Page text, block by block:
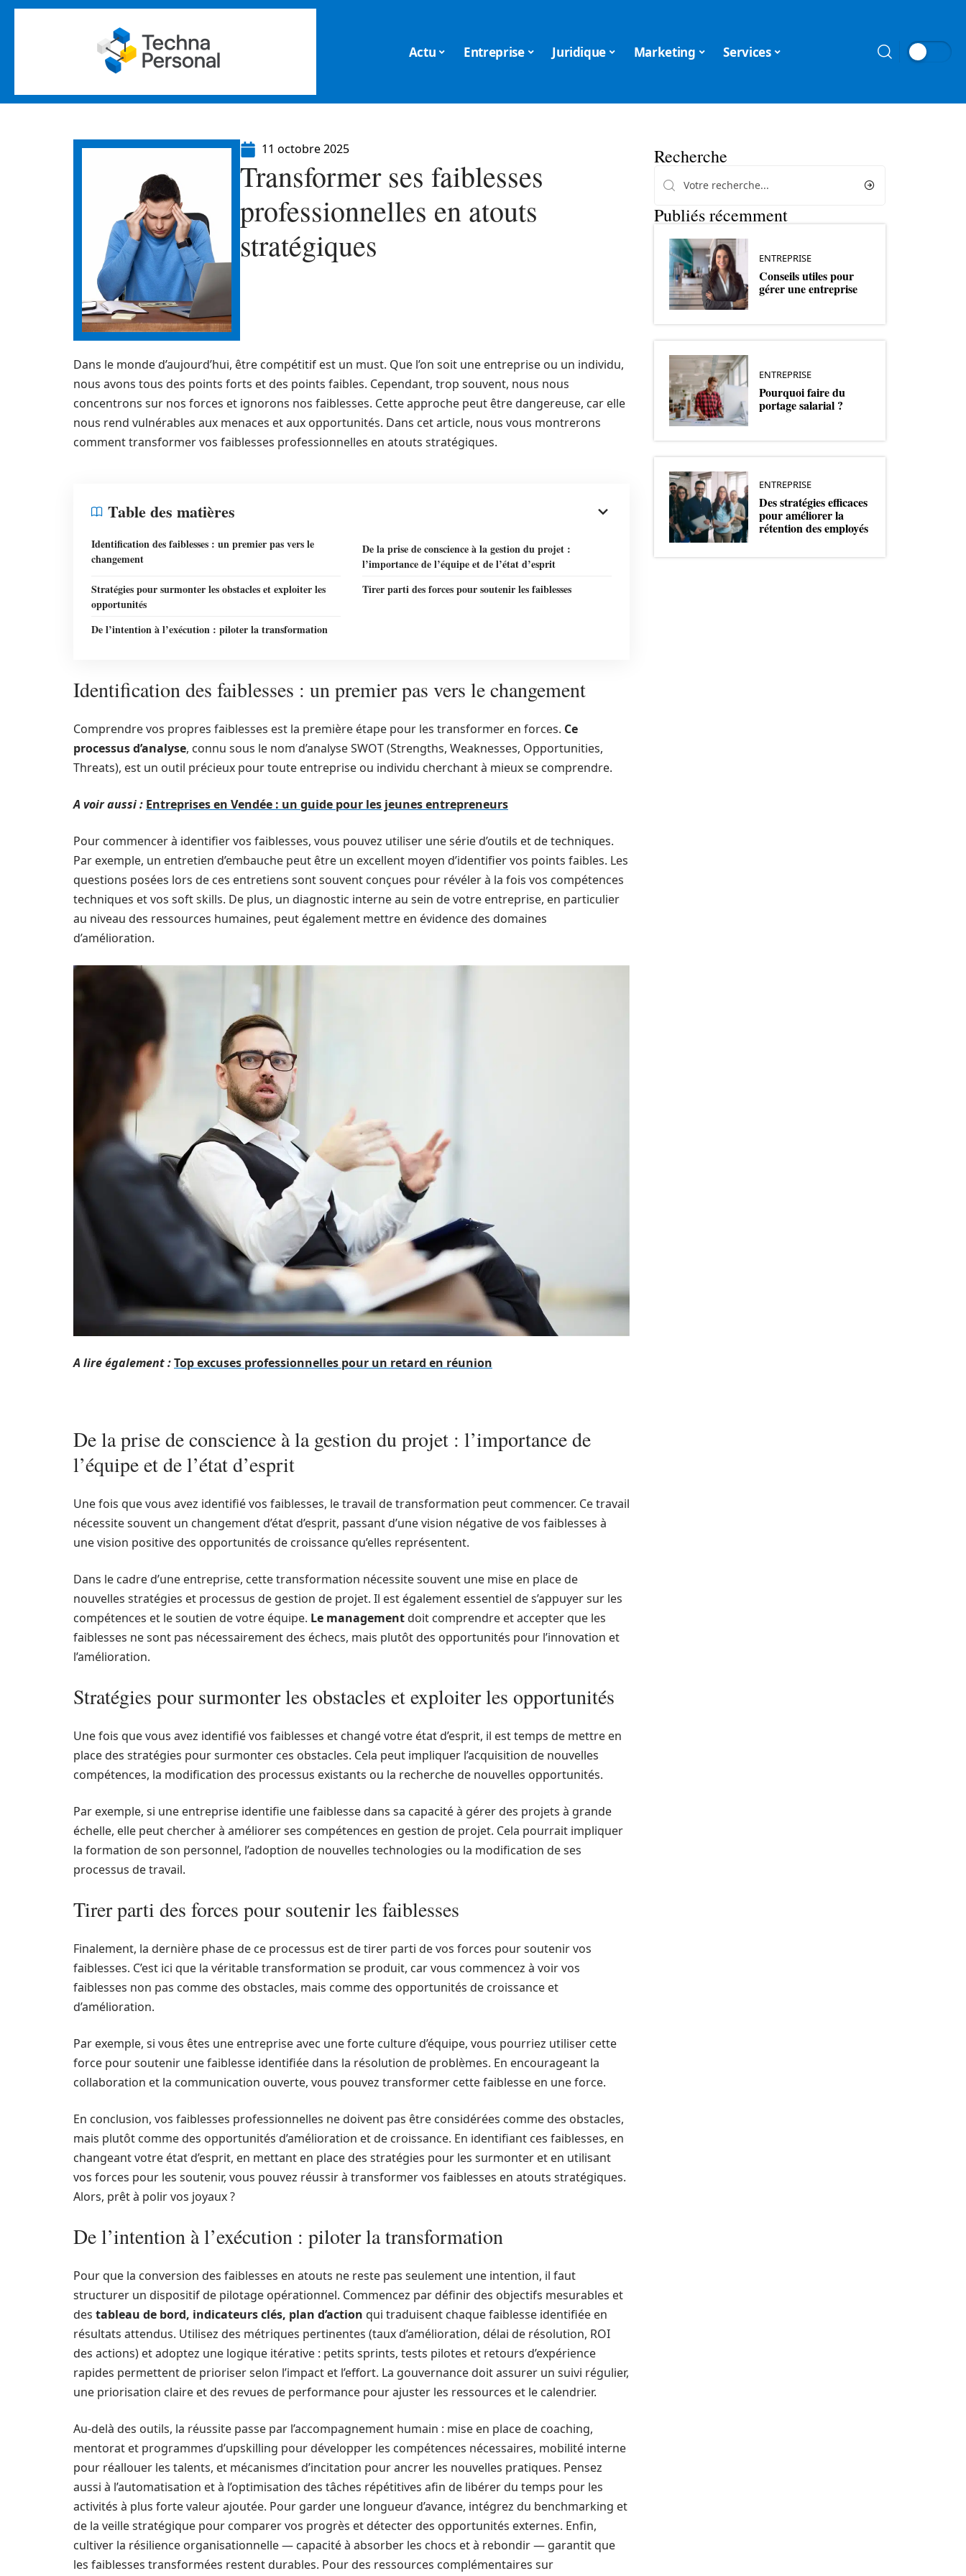
Actu Entreprise Juridique Marketing Services
11 octobre 2025
Transformer ses faiblesses
professionnelles en atouts
stratégiques
Dans le monde d’aujourd’hui, être compétitif est un must. Que l’on soit une entreprise ou un individu,
nous avons tous des points forts et des points faibles. Cependant, trop souvent, nous nous
concentrons sur nos forces et ignorons nos faiblesses. Cette approche peut être dangereuse, car elle
nous rend vulnérables aux menaces et aux opportunités. Dans cet article, nous vous montrerons
comment transformer vos faiblesses professionnelles en atouts stratégiques.
Table des matières
Identification des faiblesses : un premier pas vers le
changement
De la prise de conscience à la gestion du projet :
l’importance de l’équipe et de l’état d’esprit
Stratégies pour surmonter les obstacles et exploiter les
opportunités
Tirer parti des forces pour soutenir les faiblesses
De l’intention à l’exécution : piloter la transformation
Identification des faiblesses : un premier pas vers le changement
Comprendre vos propres faiblesses est la première étape pour les transformer en forces. Ce
processus d’analyse, connu sous le nom d’analyse SWOT (Strengths, Weaknesses, Opportunities,
Threats), est un outil précieux pour toute entreprise ou individu cherchant à mieux se comprendre.
A voir aussi : Entreprises en Vendée : un guide pour les jeunes entrepreneurs
Pour commencer à identifier vos faiblesses, vous pouvez utiliser une série d’outils et de techniques.
Par exemple, un entretien d’embauche peut être un excellent moyen d’identifier vos points faibles. Les
questions posées lors de ces entretiens sont souvent conçues pour révéler à la fois vos compétences
techniques et vos soft skills. De plus, un diagnostic interne au sein de votre entreprise, en particulier
au niveau des ressources humaines, peut également mettre en évidence des domaines
d’amélioration.
A lire également :Top excuses professionnelles pour un retard en réunion
De la prise de conscience à la gestion du projet : l’importance de
l’équipe et de l’état d’esprit
Une fois que vous avez identifié vos faiblesses, le travail de transformation peut commencer. Ce travail
nécessite souvent un changement d’état d’esprit, passant d’une vision négative de vos faiblesses à
une vision positive des opportunités de croissance qu’elles représentent.
Dans le cadre d’une entreprise, cette transformation nécessite souvent une mise en place de
nouvelles stratégies et processus de gestion de projet. Il est également essentiel de s’appuyer sur les
compétences et le soutien de votre équipe. Le managementdoit comprendre et accepter que les
faiblesses ne sont pas nécessairement des échecs, mais plutôt des opportunités pour l’innovation et
l’amélioration.
Stratégies pour surmonter les obstacles et exploiter les opportunités
Une fois que vous avez identifié vos faiblesses et changé votre état d’esprit, il est temps de mettre en
place des stratégies pour surmonter ces obstacles. Cela peut impliquer l’acquisition de nouvelles
compétences, la modification des processus existants ou la recherche de nouvelles opportunités.
Par exemple, si une entreprise identifie une faiblesse dans sa capacité à gérer des projets à grande
échelle, elle peut chercher à améliorer ses compétences en gestion de projet. Cela pourrait impliquer
la formation de son personnel, l’adoption de nouvelles technologies ou la modification de ses
processus de travail.
Tirer parti des forces pour soutenir les faiblesses
Finalement, la dernière phase de ce processus est de tirer parti de vos forces pour soutenir vos
faiblesses. C’est ici que la véritable transformation se produit, car vous commencez à voir vos
faiblesses non pas comme des obstacles, mais comme des opportunités de croissance et
d’amélioration.
Par exemple, si vous êtes une entreprise avec une forte culture d’équipe, vous pourriez utiliser cette
force pour soutenir une faiblesse identifiée dans la résolution de problèmes. En encourageant la
collaboration et la communication ouverte, vous pouvez transformer cette faiblesse en une force.
En conclusion, vos faiblesses professionnelles ne doivent pas être considérées comme des obstacles,
mais plutôt comme des opportunités d’amélioration et de croissance. En identifiant ces faiblesses, en
changeant votre état d’esprit, en mettant en place des stratégies pour les surmonter et en utilisant
vos forces pour les soutenir, vous pouvez réussir à transformer vos faiblesses en atouts stratégiques.
Alors, prêt à polir vos joyaux ?
De l’intention à l’exécution : piloter la transformation
Pour que la conversion des faiblesses en atouts ne reste pas seulement une intention, il faut
structurer un dispositif de pilotage opérationnel. Commencez par définir des objectifs mesurables et
des tableau de bord, indicateurs clés, plan d’action qui traduisent chaque faiblesse identifiée en
résultats attendus. Utilisez des métriques pertinentes (taux d’amélioration, délai de résolution, ROI
des actions) et adoptez une logique itérative : petits sprints, tests pilotes et retours d’expérience
rapides permettent de prioriser selon l’impact et l’effort. La gouvernance doit assurer un suivi régulier,
une priorisation claire et des revues de performance pour ajuster les ressources et le calendrier.
Au-delà des outils, la réussite passe par l’accompagnement humain : mise en place de coaching,
mentorat et programmes d’upskilling pour développer les compétences nécessaires, mobilité interne
pour réallouer les talents, et mécanismes d’incitation pour ancrer les nouvelles pratiques. Pensez
aussi à l’automatisation et à l’optimisation des tâches répétitives afin de libérer du temps pour les
activités à plus forte valeur ajoutée. Pour garder une longueur d’avance, intégrez du benchmarking et
de la veille stratégique pour comparer vos progrès et détecter des opportunités externes. Enfin,
cultiver la résilience organisationnelle — capacité à absorber les chocs et à rebondir — garantit que
les faiblesses transformées restent durables. Pour des ressources complémentaires sur
Recherche
Publiés récemment
ENTREPRISE
Conseils utiles pour
gérer une entreprise
ENTREPRISE
Pourquoi faire du
portage salarial ?
ENTREPRISE
Des stratégies efficaces
pour améliorer la
rétention des employés